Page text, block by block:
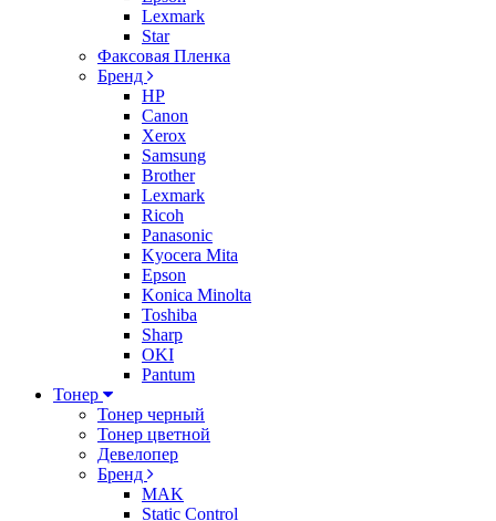
Lexmark
Star
Факсовая Пленка
Бренд
HP
Canon
Xerox
Samsung
Brother
Lexmark
Ricoh
Panasonic
Kyocera Mita
Epson
Konica Minolta
Toshiba
Sharp
OKI
Pantum
Тонер
Тонер черный
Тонер цветной
Девелопер
Бренд
MAK
Static Control